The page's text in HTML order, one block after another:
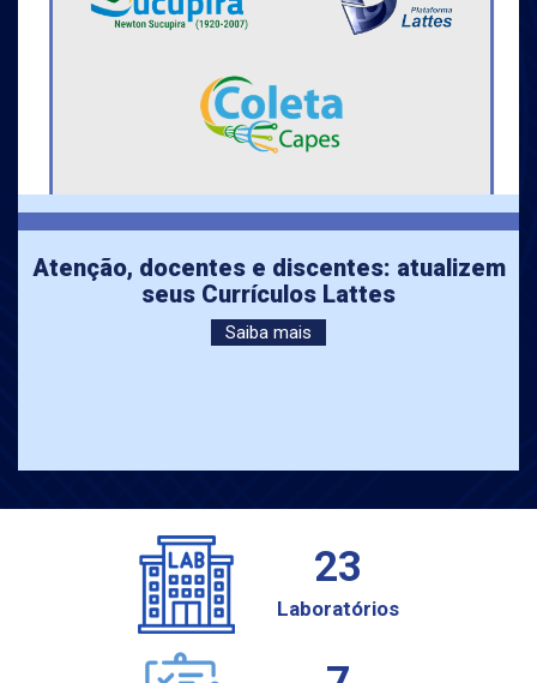
Atenção, docentes e discentes: atualizem
seus Currículos Lattes
Saiba mais
23
Laboratórios